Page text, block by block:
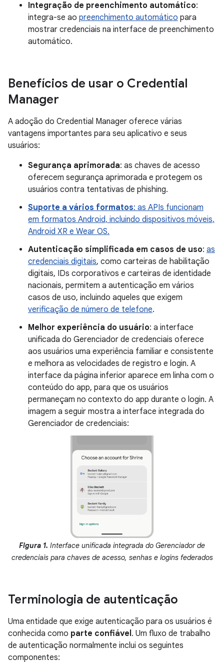
Integração de preenchimento automático:
integra-se ao preenchimento automático para
mostrar credenciais na interface de preenchimento
automático.
Benefícios de usar o Credential
Manager
A adoção do Credential Manager oferece várias
vantagens importantes para seu aplicativo e seus
usuários:
Segurança aprimorada: as chaves de acesso
oferecem segurança aprimorada e protegem os
usuários contra tentativas de phishing.
Suporte a vários formatos: as APIs funcionam
em formatos Android, incluindo dispositivos móveis,
Android XR e Wear OS.
Autenticação simplificada em casos de uso: as
credenciais digitais, como carteiras de habilitação
digitais, IDs corporativos e carteiras de identidade
nacionais, permitem a autenticação em vários
casos de uso, incluindo aqueles que exigem
verificação de número de telefone.
Melhor experiência do usuário: a interface
unificada do Gerenciador de credenciais oferece
aos usuários uma experiência familiar e consistente
e melhora as velocidades de registro e login. A
interface da página inferior aparece em linha com o
conteúdo do app, para que os usuários
permaneçam no contexto do app durante o login. A
imagem a seguir mostra a interface integrada do
Gerenciador de credenciais:
Figura 1. Interface unificada integrada do Gerenciador de
credenciais para chaves de acesso, senhas e logins federados
Terminologia de autenticação
Uma entidade que exige autenticação para os usuários é
conhecida como parte confiável. Um fluxo de trabalho
de autenticação normalmente inclui os seguintes
componentes: